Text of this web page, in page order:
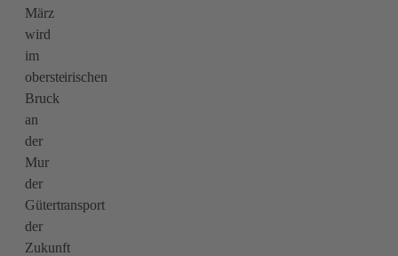
März
wird
im
obersteirischen
Bruck
an
der
Mur
der
Gütertransport
der
Zukunft